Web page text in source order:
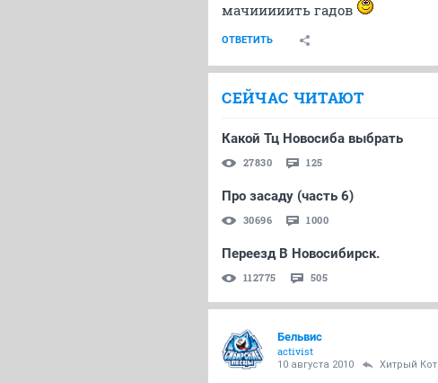
мачииииить гадов
ОТВЕТИТЬ
СЕЙЧАС ЧИТАЮТ
Какой Тц Новосиба выбрать
27830 125
Про засаду (часть 6)
30696 1000
Переезд В Новосибирск.
112775 505
Бельвис
activist
10 августа 2010 Хитрый Кот